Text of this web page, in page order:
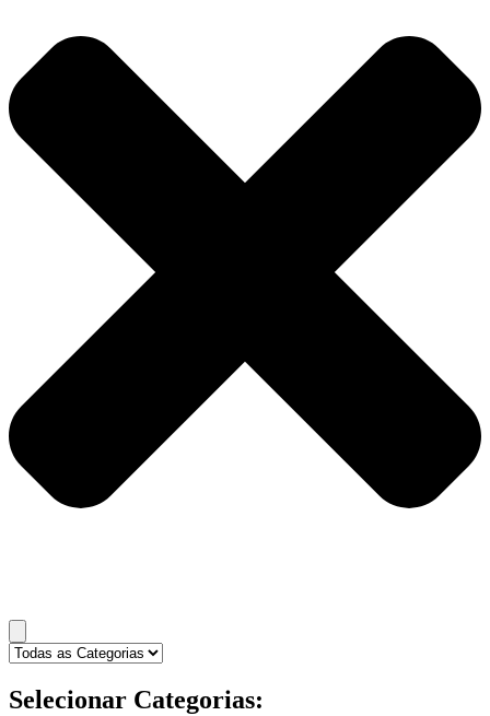
Selecionar Categorias: